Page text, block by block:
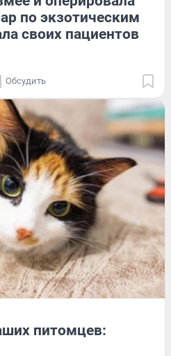
по экзотическим
своих пациентов
Обсудить
питомцев: